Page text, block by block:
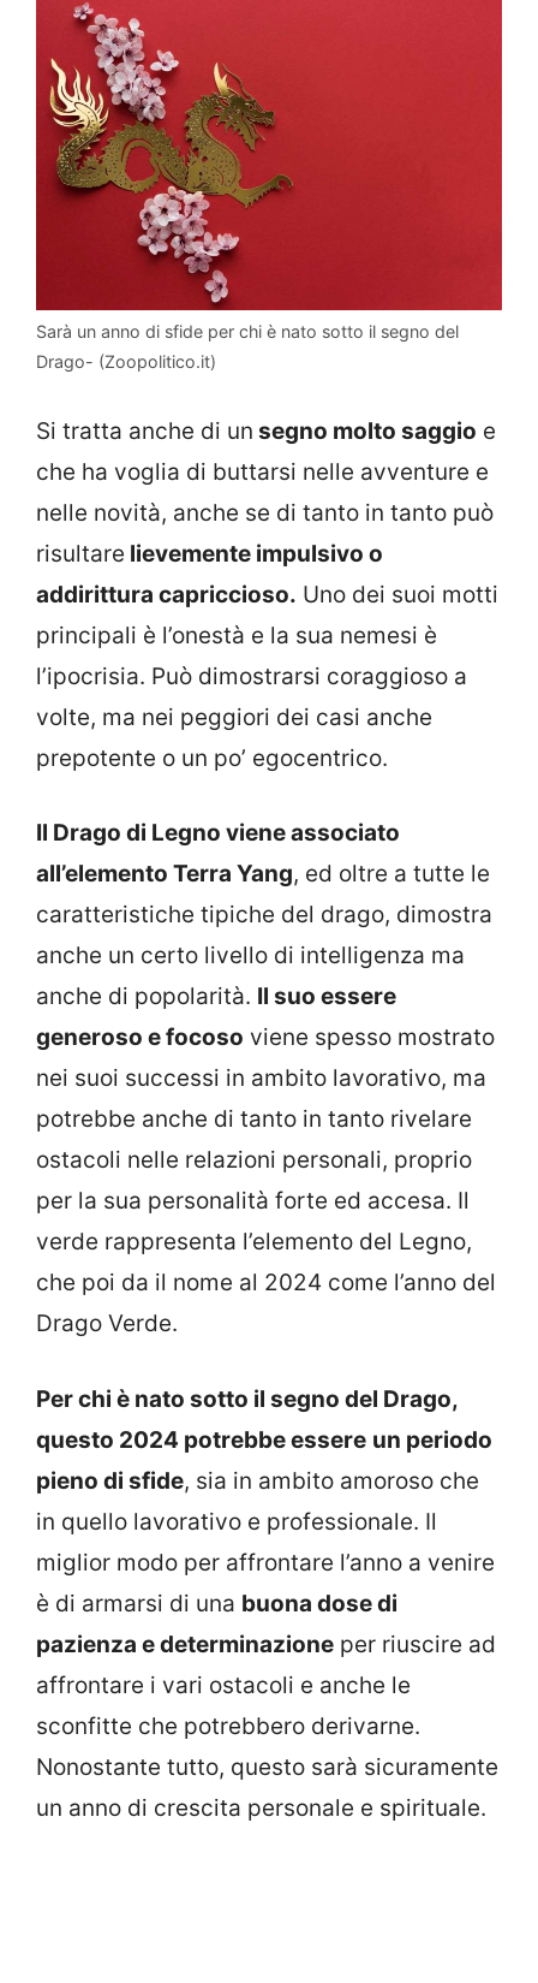
Sarà un anno di sfide per chi è nato sotto il segno del
Drago- (Zoopolitico.it)
Si tratta anche di un segno molto saggio e
che ha voglia di buttarsi nelle avventure e
nelle novità, anche se di tanto in tanto può
risultare lievemente impulsivo o
addirittura capriccioso. Uno dei suoi motti
principali è l’onestà e la sua nemesi è
l’ipocrisia. Può dimostrarsi coraggioso a
volte, ma nei peggiori dei casi anche
prepotente o un po’ egocentrico.
Il Drago di Legno viene associato
all’elemento Terra Yang, ed oltre a tutte le
caratteristiche tipiche del drago, dimostra
anche un certo livello di intelligenza ma
anche di popolarità. Il suo essere
generoso e focoso viene spesso mostrato
nei suoi successi in ambito lavorativo, ma
potrebbe anche di tanto in tanto rivelare
ostacoli nelle relazioni personali, proprio
per la sua personalità forte ed accesa. Il
verde rappresenta l’elemento del Legno,
che poi da il nome al 2024 come l’anno del
Drago Verde.
Per chi è nato sotto il segno del Drago,
questo 2024 potrebbe essere un periodo
pieno di sfide, sia in ambito amoroso che
in quello lavorativo e professionale. Il
miglior modo per affrontare l’anno a venire
è di armarsi di una buona dose di
pazienza e determinazione per riuscire ad
affrontare i vari ostacoli e anche le
sconfitte che potrebbero derivarne.
Nonostante tutto, questo sarà sicuramente
un anno di crescita personale e spirituale.